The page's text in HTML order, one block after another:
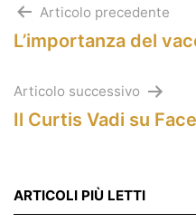
Navigazione
articoli
Articolo precedente
L’importanza del
Articolo successivo
Il Curtis Vadi su
ARTICOLI PIÙ LETTI